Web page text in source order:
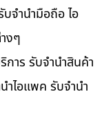
จำนำมือถือ ไอ
งๆ
าร รับจำนำสินค้า
ำไอแพค รับจำนำ